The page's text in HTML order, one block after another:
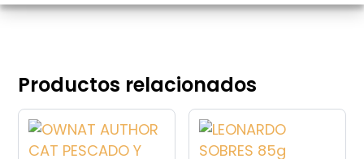
Productos relacionados